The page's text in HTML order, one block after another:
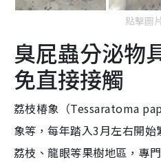
點擊圖
臭屁蟲分泌物
免直接接觸
荔枝椿象（Tessaratoma
象等，每年踏入3月左右開
荔枝、龍眼等果樹地區，專